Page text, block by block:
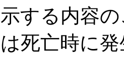
示する内容
は死亡時に